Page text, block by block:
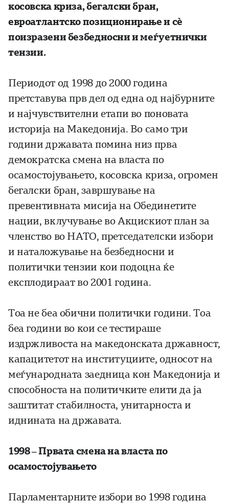
косовска криза, бегалски бран,
евроатлантско позиционирање и сè
поизразени безбедносни и меѓуетнички
тензии.
Периодот од 1998 до 2000 година
претставува прв дел од една од најбурните
и најчувствителни етапи во поновата
историја на Македонија. Во само три
години државата помина низ прва
демократска смена на власта по
осамостојувањето, косовска криза, огромен
бегалски бран, завршување на
превентивната мисија на Обединетите
нации, вклучување во Акцискиот план за
членство во НАТО, претседателски избори
и наталожување на безбедносни и
политички тензии кои подоцна ќе
експлодираат во 2001 година.
Тоа не беа обични политички години. Тоа
беа години во кои се тестираше
издржливоста на македонската државност,
капацитетот на институциите, односот на
меѓународната заедница кон Македонија и
способноста на политичките елити да ја
заштитат стабилноста, унитарноста и
иднината на државата.
1998 – Првата смена на власта по
осамостојувањето
Парламентарните избори во 1998 година